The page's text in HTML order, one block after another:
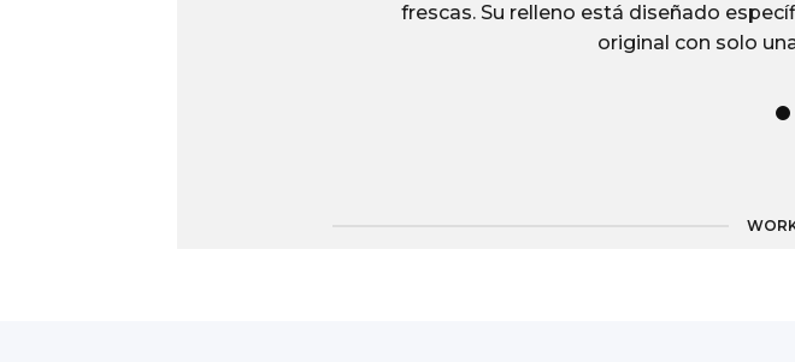
frescas. Su relleno está diseñado
original con solo